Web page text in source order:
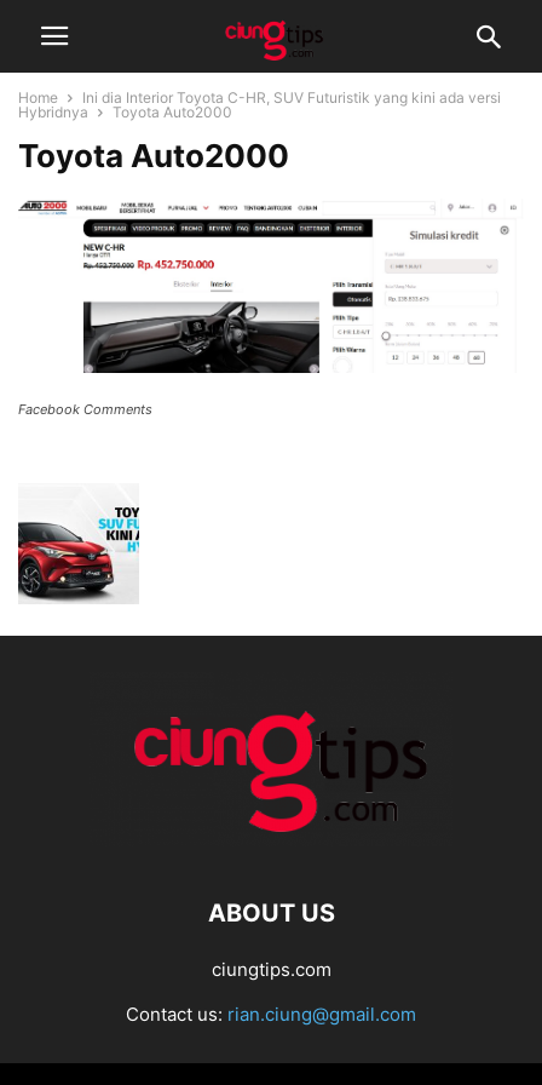
Home
Ini dia Interior Toyota C-HR, SUV Futuristik yang kini ada versi
Hybridnya
Toyota Auto2000
Toyota Auto2000
Facebook Comments
ABOUT US
ciungtips.com
Contact us: rian.ciung@gmail.com